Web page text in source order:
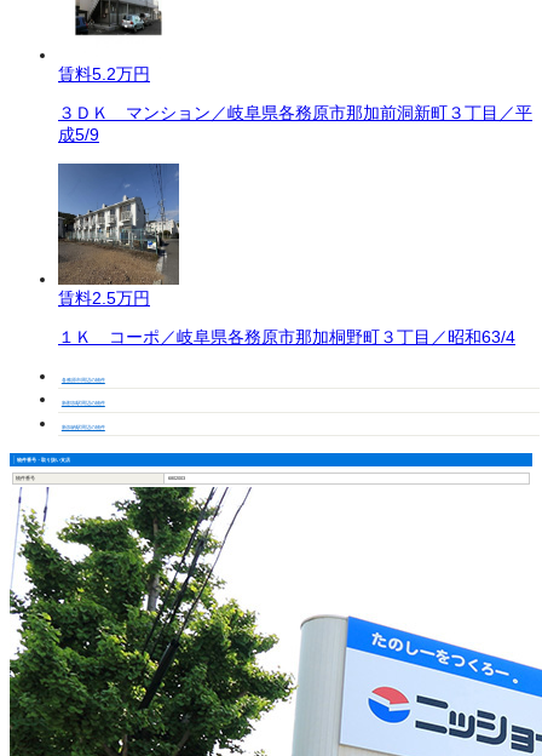
賃料5.2万円
３ＤＫ マンション／岐阜県各務原市那加前洞新町３丁目／平
成5/9
賃料2.5万円
１Ｋ コーポ／岐阜県各務原市那加桐野町３丁目／昭和63/4
各務原市周辺の物件
新那加駅周辺の物件
新加納駅周辺の物件
物件番号・取り扱い支店
物件番号 6802003